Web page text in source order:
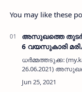
You may like these
അസുഖത്തെ
6 വയസുകാരി
ധർമ്മത്തടുക്ക:
26.06.2021)
ചളളങ്കയം